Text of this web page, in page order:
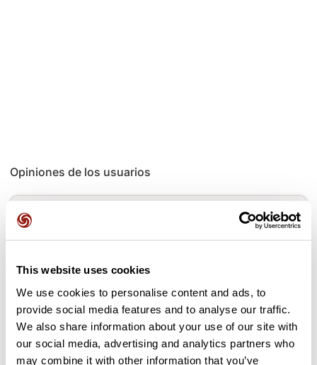
This website uses cookies
We use cookies to personalise content and ads, to
provide social media features and to analyse our traffic.
We also share information about your use of our site with
our social media, advertising and analytics partners who
may combine it with other information that you’ve
Opiniones de los usuarios
Este recorrido aún no contiene opiniones. ¿Ya lo has
completado? ¡Deja la primera opinión!
Añadir una opinión